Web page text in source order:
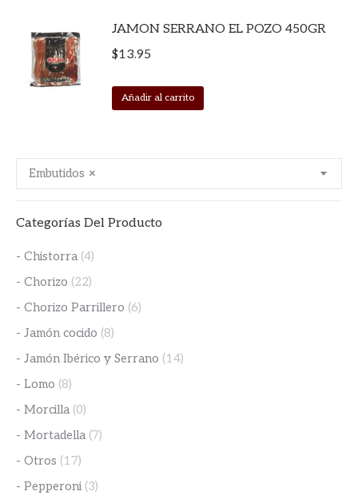
JAMON SERRANO EL POZO 450GR
$13.95
Añadir al carrito
×
Embutidos
Categorías Del Producto
- Chistorra (4)
- Chorizo (22)
- Chorizo Parrillero (6)
- Jamón cocido (8)
- Jamón Ibérico y Serrano (14)
- Lomo (8)
- Morcilla (0)
- Mortadella (7)
- Otros (17)
- Pepperoni (3)